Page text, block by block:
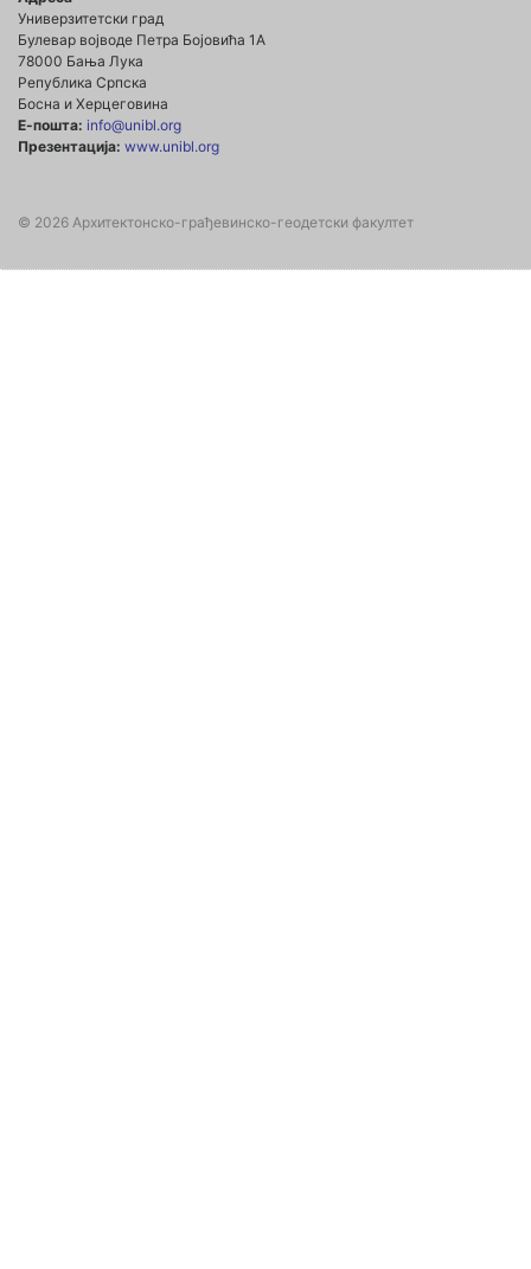
Универзитетски град
Булевар војводе Петра Бојовића 1А
78000 Бања Лука
Република Српска
Босна и Херцеговина
Е-пошта: info@unibl.org
Презентација: www.unibl.org
© 2026 Архитектонско-грађевинско-геодетски факултет